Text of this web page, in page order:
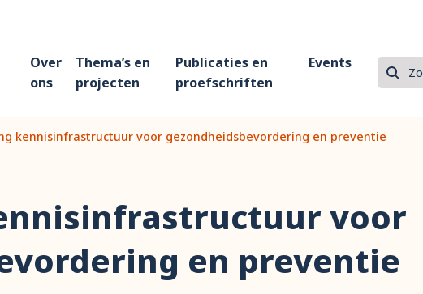
Over
ons
Thema’s en
projecten
Publicaties en
proefschriften
Events
Zoeken
Zoek
kennisinfrastructuur voor gezondheidsbevordering en preventie
voor
en preventie